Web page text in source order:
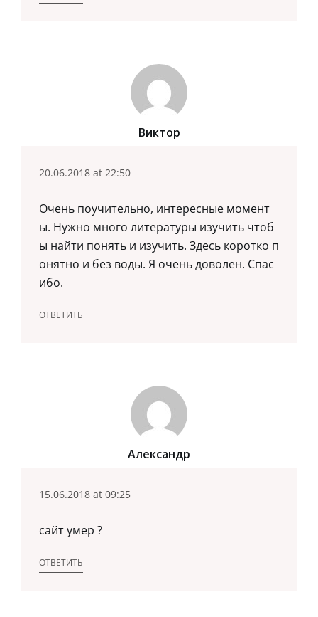
Виктор
20.06.2018 at 22:50
Очень поучительно, интересные момент
ы. Нужно много литературы изучить чтоб
ы найти понять и изучить. Здесь коротко п
онятно и без воды. Я очень доволен. Спас
ибо.
ОТВЕТИТЬ
Александр
15.06.2018 at 09:25
сайт умер ?
ОТВЕТИТЬ